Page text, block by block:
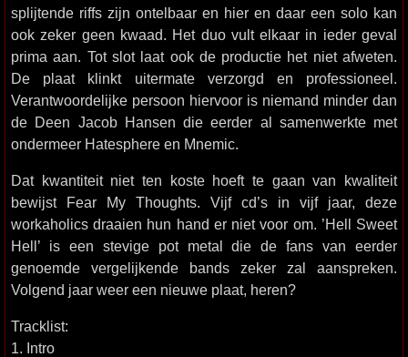
splijtende riffs zijn ontelbaar en hier en daar een solo kan
ook zeker geen kwaad. Het duo vult elkaar in ieder geval
prima aan. Tot slot laat ook de productie het niet afweten.
De plaat klinkt uitermate verzorgd en professioneel.
Verantwoordelijke persoon hiervoor is niemand minder dan
de Deen Jacob Hansen die eerder al samenwerkte met
ondermeer Hatesphere en Mnemic.
Dat kwantiteit niet ten koste hoeft te gaan van kwaliteit
bewijst Fear My Thoughts. Vijf cd’s in vijf jaar, deze
workaholics draaien hun hand er niet voor om. ’Hell Sweet
Hell’ is een stevige pot metal die de fans van eerder
genoemde vergelijkende bands zeker zal aanspreken.
Volgend jaar weer een nieuwe plaat, heren?
Tracklist:
1. Intro